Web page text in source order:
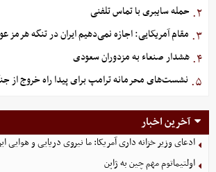
۲. حمله سایبری با تماس تلفنی
۳. مقام آمریکایی: اجازه نمی‌دهیم ایران در تنگه هرمز
۴. هشدار صنعاء به مزدوران سعودی
۵. نشست‌های محرمانه ترامپ برای پیدا راه خروج از
آخرین اخبار
ادعای وزیر خزانه داری آمریکا: ما نیروی دریایی و هوایی
اولتیماتوم مهم چین به ژاپن